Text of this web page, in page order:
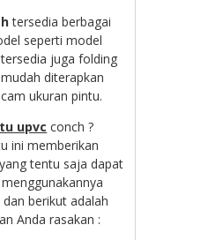
tersedia berbagai
seperti model
juga folding
diterapkan
ukuran pintu.
upvc conch ?
ini memberikan
tentu saja dapat
berikut adalah
Anda rasakan :